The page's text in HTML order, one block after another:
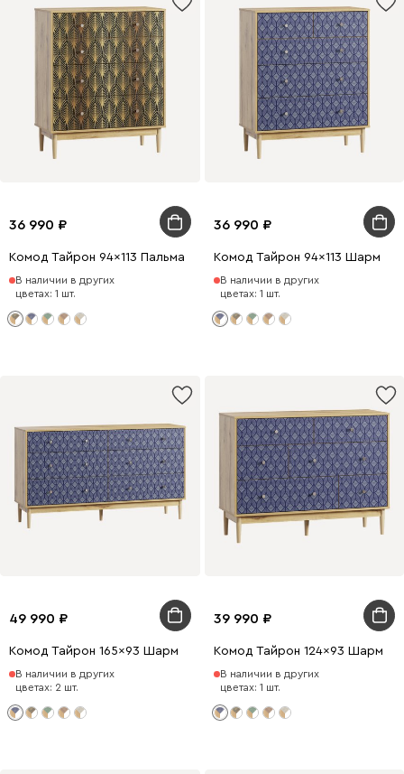
36 990
Комод Тайрон 94x113 Пальма ​
В наличии в других
цветах: 1 шт.
36 990
Комод Тайрон 94x113 Шарм ​
В наличии в других
цветах: 1 шт.
49 990
Комод Тайрон 165x93 Шарм ​
В наличии в других
цветах: 2 шт.
39 990
Комод Тайрон 124x93 Шарм ​
В наличии в других
цветах: 1 шт.